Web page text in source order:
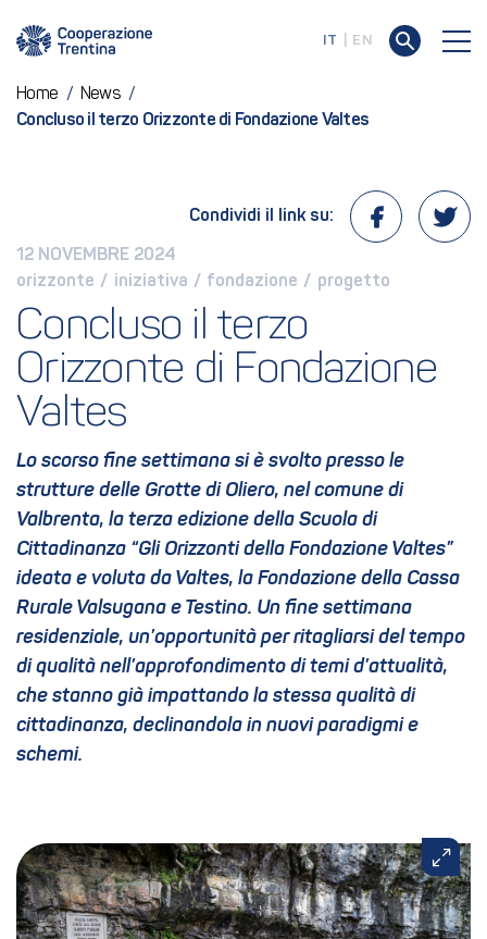
IT EN
Home / News /
Concluso il terzo Orizzonte di Fondazione Valtes
12 NOVEMBRE 2024
orizzonte / iniziativa / fondazione / progetto
Condividi il link su:
Concluso il terzo
Orizzonte di Fondazione
Valtes
Lo scorso fine settimana si è svolto presso le
strutture delle Grotte di Oliero, nel comune di
Valbrenta, la terza edizione della Scuola di
Cittadinanza “Gli Orizzonti della Fondazione Valtes”
ideata e voluta da Valtes, la Fondazione della Cassa
Rurale Valsugana e Testino. Un fine settimana
residenziale, un’opportunità per ritagliarsi del tempo
di qualità nell’approfondimento di temi d’attualità,
che stanno già impattando la stessa qualità di
cittadinanza, declinandola in nuovi paradigmi e
schemi.